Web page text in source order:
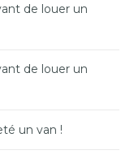
de louer un
de louer un
un van !